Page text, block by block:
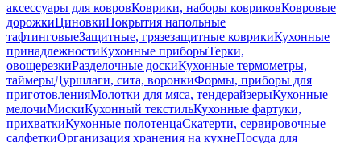
аксессуары для ковровКоврики, наборы ковриковКовровые
дорожкиЦиновкиПокрытия напольные
тафтинговыеЗащитные, грязезащитные коврикиКухонные
принадлежностиКухонные приборыТерки,
овощерезкиРазделочные доскиКухонные термометры,
таймерыДуршлаги, сита, воронкиФормы, приборы для
приготовленияМолотки для мяса, тендерайзерыКухонные
мелочиМискиКухонный текстильКухонные фартуки,
прихваткиКухонные полотенцаСкатерти, сервировочные
салфеткиОрганизация хранения на кухнеПосуда для